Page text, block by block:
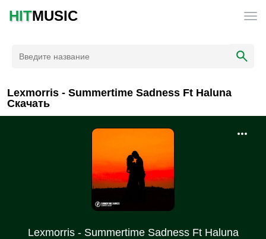
HITMUSIC
Lexmorris - Summertime Sadness Ft Haluna
Скачать
Lexmorris - Summertime Sadness Ft Haluna